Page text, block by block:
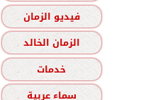
فيديو الزمان
الزمان الخالد
خدمات
سماء عربية